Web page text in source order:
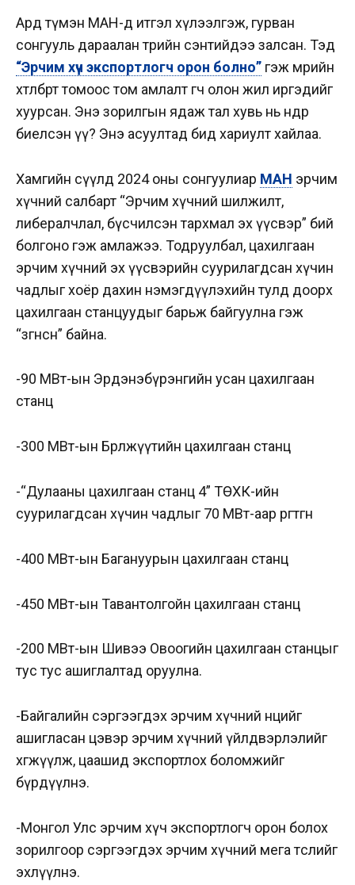
Ард түмэн МАН-д итгэл хүлээлгэж, гурван
сонгууль дараалан төрийн сэнтийдээ залсан. Тэд
“Эрчим хүч экспортлогч орон болно” гэж мөрийн
хөтөлбөртөө томоос том амлалт өгч олон жил иргэдийг
хуурсан. Энэ зорилгын ядаж тал хувь нь өнөөдөр
биелсэн үү? Энэ асуултад бид хариулт хайлаа.
Хамгийн сүүлд 2024 оны сонгуулиар МАН эрчим
хүчний салбарт “Эрчим хүчний шилжилт,
либералчлал, бүсчилсэн тархмал эх үүсвэр” бий
болгоно гэж амлажээ. Тодруулбал, цахилгаан
эрчим хүчний эх үүсвэрийн суурилагдсан хүчин
чадлыг хоёр дахин нэмэгдүүлэхийн тулд доорх
цахилгаан станцуудыг барьж байгуулна гэж
“зөгнөсөн” байна.
-90 МВт-ын Эрдэнэбүрэнгийн усан цахилгаан
станц
-300 МВт-ын Бөөрөлжүүтийн цахилгаан станц
-“Дулааны цахилгаан станц 4” ТӨХК-ийн
суурилагдсан хүчин чадлыг 70 МВт-аар өргөтгөнө
-400 МВт-ын Багануурын цахилгаан станц
-450 МВт-ын Тавантолгойн цахилгаан станц
-200 МВт-ын Шивээ Овоогийн цахилгаан станцыг
тус тус ашиглалтад оруулна.
-Байгалийн сэргээгдэх эрчим хүчний нөөцийг
ашигласан цэвэр эрчим хүчний үйлдвэрлэлийг
хөгжүүлж, цаашид экспортлох боломжийг
бүрдүүлнэ.
-Монгол Улс эрчим хүч экспортлогч орон болох
зорилгоор сэргээгдэх эрчим хүчний мега төслийг
эхлүүлнэ.